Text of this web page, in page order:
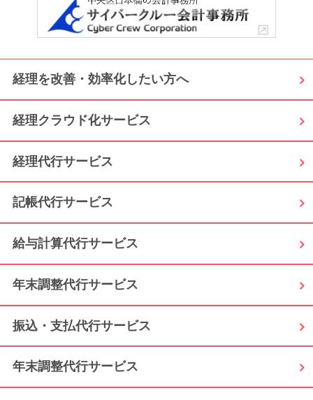
経理を改善・効率化したい方へ
経理クラウド化サービス
経理代行サービス
記帳代行サービス
給与計算代行サービス
年末調整代行サービス
振込・支払代行サービス
年末調整代行サービス